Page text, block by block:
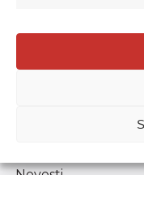
Agencija za odgoj i
Donje Svetice 38,
Prenošenje sadržaja
Novosti